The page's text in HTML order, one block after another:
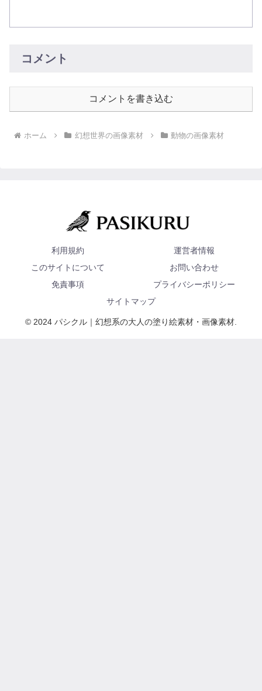
コメント
コメントを書き込む
ホーム 幻想世界の画像素材 動物の画像素材
利用規約
運営者情報
このサイトについて
お問い合わせ
免責事項
プライバシーポリシー
サイトマップ
© 2024 パシクル｜幻想系の大人の塗り絵素材・画像素材.